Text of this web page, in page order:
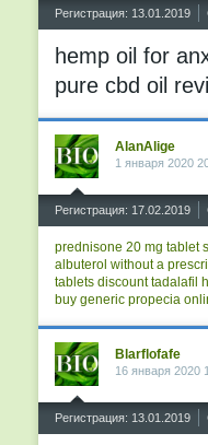
Регистрация: 13.01.2019
hemp oil for
pure cbd oil
AlanAlige
1 января 2020
Регистрация: 17.02.2019
prednisone 20 mg tablet
albuterol without a
tablets discount tadalafil
buy generic propecia
Blarflofafe
16 января 2020
Регистрация: 13.01.2019